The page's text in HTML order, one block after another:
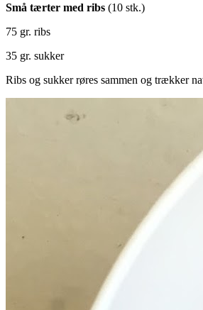
Små tærter med ribs (10 stk.)
75 gr. ribs
35 gr. sukker
Ribs og sukker røres sammen og trækker